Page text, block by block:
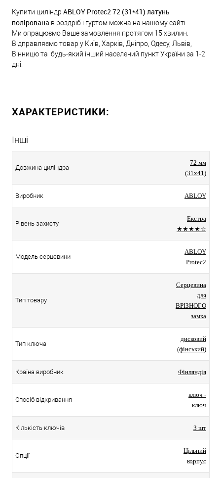
Купити циліндр ABLOY Protec2 72 (31*41) латунь
полірована в роздріб і гуртом можна на нашому сайті.
Ми опрацюємо Ваше замовлення протягом 15 хвилин.
Відправляємо товар у Київ, Харків, Дніпро, Одесу, Львів,
Вінницю та будь-який інший населений пункт України за 1-2
дні.
ХАРАКТЕРИСТИКИ:
Інші
Довжина циліндра
72 мм
(31x41)
Виробник ABLOY
Рівень захисту
Екстра
★★★★☆
Модель серцевини
ABLOY
Protec2
Тип товару
Серцевина
для
ВРІЗНОГО
замка
Тип ключа
дисковий
(фінський)
Країна виробник Фінляндія
Спосіб відкривання
ключ -
ключ
Кількість ключів 3 шт
Опції
Цільний
корпус